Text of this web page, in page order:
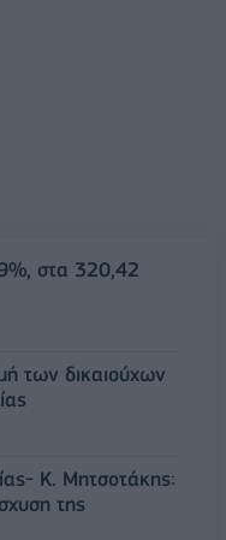
στα 320,42
των δικαιούχων
Κ. Μητσοτάκης:
της